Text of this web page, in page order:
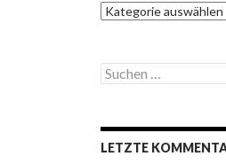
K
a
g
o
n
S
u
e
n
LETZTE